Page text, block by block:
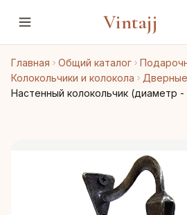
Vintajj
Главная Общий каталог
Колокольчики и колокола
Дверные
Настенный колокольчик (диаметр -